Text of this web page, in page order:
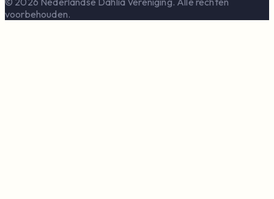
voorbehouden.